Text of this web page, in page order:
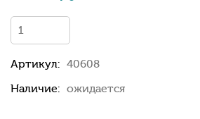
Артикул: 40608
Наличие: ожидается